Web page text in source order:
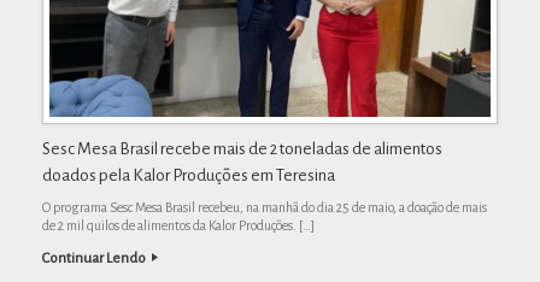
Sesc Mesa Brasil recebe mais de 2 toneladas de alimentos
doados pela Kalor Produções em Teresina
O programa Sesc Mesa Brasil recebeu, na manhã do dia 25 de maio, a doação de mais
de 2 mil quilos de alimentos da Kalor Produções. […]
Continuar Lendo